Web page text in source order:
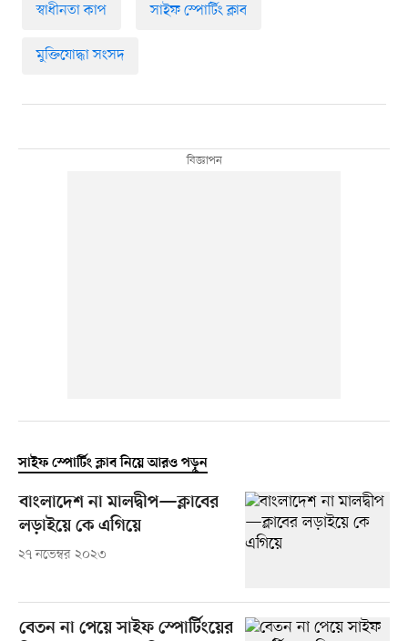
স্বাধীনতা কাপ সাইফ স্পোর্টিং ক্লাব
মুক্তিযোদ্ধা সংসদ
সাইফ স্পোর্টিং ক্লাব নিয়ে আরও পড়ুন
বাংলাদেশ না মালদ্বীপ—ক্লাবের
লড়াইয়ে কে এগিয়ে
২৭ নভেম্বর ২০২৩
বেতন না পেয়ে সাইফ স্পোর্টিংয়ের